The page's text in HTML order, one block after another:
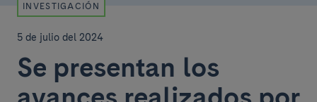
INVESTIGACIÓN
5 de julio del 2024
Se presentan los